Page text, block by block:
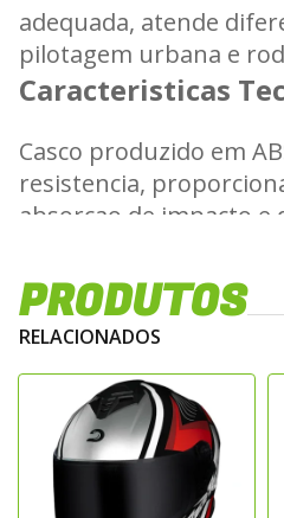
adequada, atende
pilotagem urbana e
Caracteristicas
Casco produzido em
resistencia,
absorcao de impacto e
lavavel, confeccionado
antialergico e
conforto termico e
de ventilacao frontal e
favorece a circulacao
reducao do calor interno.
Sistema de
PRODUTOS
RELACIONADOS